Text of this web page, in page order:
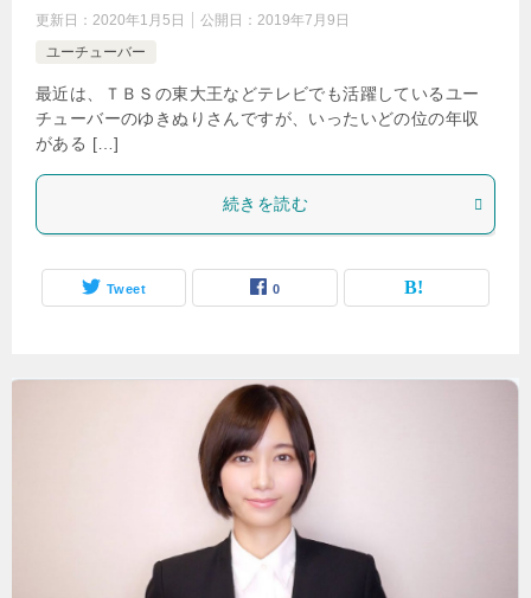
更新日： 2020年1月5日 公開日： 2019年7月9日
ユーチューバー
最近は、ＴＢＳの東大王などテレビでも活躍しているユー
チューバーのゆきぬりさんですが、いったいどの位の年収
がある […]
続きを読む
Tweet 0